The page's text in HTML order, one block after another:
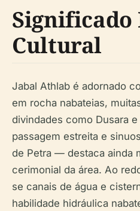
Significado
Cultural
Jabal Athlab é adornado
em rocha nabateias,
divindades como Dusara
passagem estreita e
de Petra — destaca ainda
cerimonial da área. Ao
se canais de água e
habilidade hidráulica